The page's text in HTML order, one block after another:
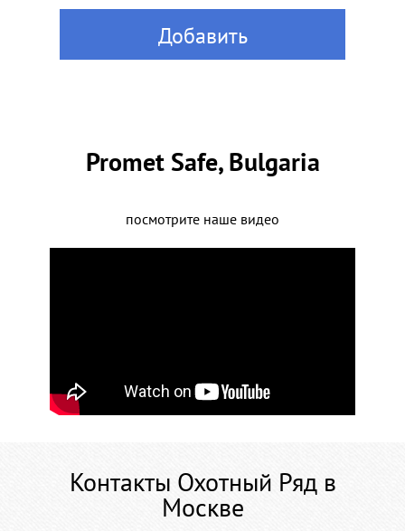
Добавить
Promet Safe, Bulgaria
посмотрите наше видео
Контакты Охотный Ряд в
Москве